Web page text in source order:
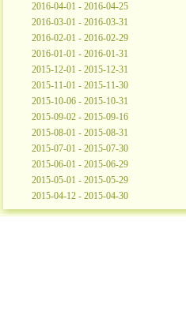
2016-04-01 - 2016-04-25
2016-03-01 - 2016-03-31
2016-02-01 - 2016-02-29
2016-01-01 - 2016-01-31
2015-12-01 - 2015-12-31
2015-11-01 - 2015-11-30
2015-10-06 - 2015-10-31
2015-09-02 - 2015-09-16
2015-08-01 - 2015-08-31
2015-07-01 - 2015-07-30
2015-06-01 - 2015-06-29
2015-05-01 - 2015-05-29
2015-04-12 - 2015-04-30